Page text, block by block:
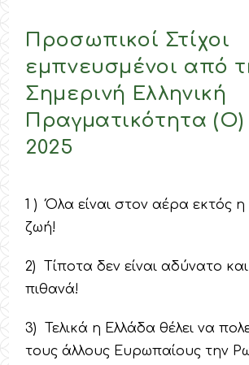
Προσωπικοί Στίχοι
εμπνευσμένοι από
Σημερινή Ελληνική
Πραγματικότητα (O)
2025
1 ) Όλα είναι στον αέρα εκτός
ζωή!
2) Τίποτα δεν είναι αδύνατο και
πιθανά!
3) Τελικά η Ελλάδα θέλει να
τους άλλους Ευρωπαίους την